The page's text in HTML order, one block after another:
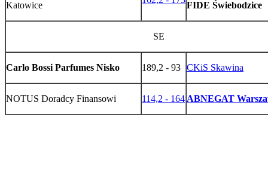
Katowice
FIDE Świebodzice
SE
Carlo Bossi Parfumes Nisko 189,2 - 93 CKiS Skawina
NOTUS Doradcy Finansowi 114,2 - 164 ABNEGAT